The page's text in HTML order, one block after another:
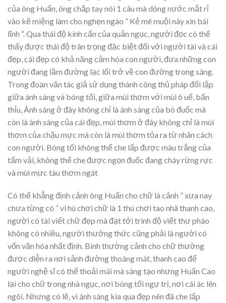
của ông Huấn, ông chắp tay nói 1 câu mà dòng nước mắt rỉ
vào kẽ miệng làm cho nghẹn ngào ” Kẻ mê muội này xin bái
lĩnh “. Qua thái độ kính cẩn của quản ngục, người đọc có thể
thấy được thái độ trân trọng đặc biệt đối với người tài và cái
đẹp, cái đẹp có khả năng cảm hóa con người, đưa những con
người đang lầm đường lạc lối trở về con đường trong sáng.
Trong đoạn văn tác giả sử dụng thành công thủ pháp đối lập
giữa ánh sáng và bóng tối, giữa mùi thơm với mùi ô uế, bẩn
thỉu, Ánh sáng ở đây không chỉ là ánh sáng của bó đuốc mà
còn là ánh sáng của cái đẹp, mùi thơm ở đây không chỉ là mùi
thơm của chậu mực mà còn là mùi thơm tỏa ra từ nhân cách
con người. Bóng tối không thể che lấp được màu trắng của
tấm vải, không thể che được ngọn đuốc đang cháy rừng rực
và mùi mực tàu thơm ngát
Có thể khẳng định cảnh ông Huấn cho chữ là cảnh ” xưa nay
chưa từng có ” vì hú chơi chữ là 1 thú chơi tao nhã thanh cao,
người có tài viết chữ đẹp mà đạt tới trình độ viết thư pháo
không có nhiều, người thưởng thức cũng phải là người có
vốn văn hóa nhất định. Bình thường cảnh cho chữ thường
được diễn ra nơi sảnh đường thoáng mát, thanh cao để
người nghệ sĩ có thể thoải mái mà sáng tạo nhưng Huấn Cao
lại cho chữ trong nhà ngục, nơi bóng tối ngự trị, nơi cái ác lên
ngôi. Nhưng có lẽ, vì ánh sáng kia qua đẹp nên đã che lấp